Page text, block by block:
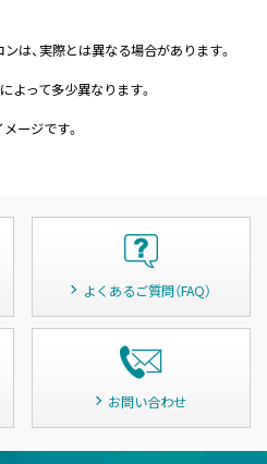
は、実際とは異なる場合があります。
よって多少異なります。
ージです。
よくあるご質問（FAQ）
お問い合わせ